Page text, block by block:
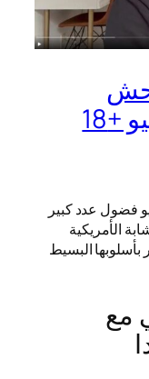
التونسي مع شرومز كيو +18
فضول عدد كبير
الأمريكية
البسيط
مع